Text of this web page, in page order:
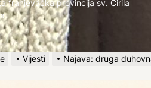
franjevačka provincija sv. Ćirila
Vijesti Najava: druga